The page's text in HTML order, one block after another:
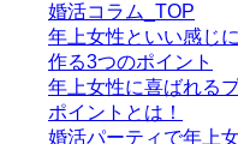
婚活コラム_TOP
年上女性といい感じ
作る3つのポイント
年上女性に喜ばれる
ポイントとは！
婚活パーティで年上